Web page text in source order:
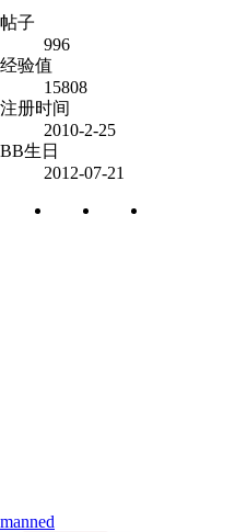
帖子
996
经验值
15808
注册时间
2010-2-25
BB生日
2012-07-21
manned